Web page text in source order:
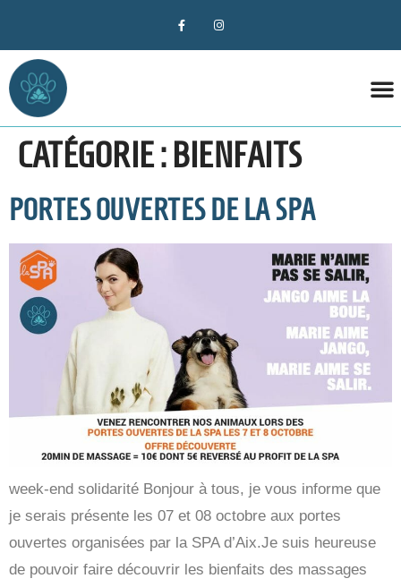
CATÉGORIE : BIENFAITS
PORTES OUVERTES DE LA SPA
week-end solidarité Bonjour à tous, je vous informe que
je serais présente les 07 et 08 octobre aux portes
ouvertes organisées par la SPA d’Aix.Je suis heureuse
de pouvoir faire découvrir les bienfaits des massages